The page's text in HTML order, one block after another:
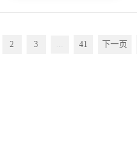
2 3 ... 41 下一页